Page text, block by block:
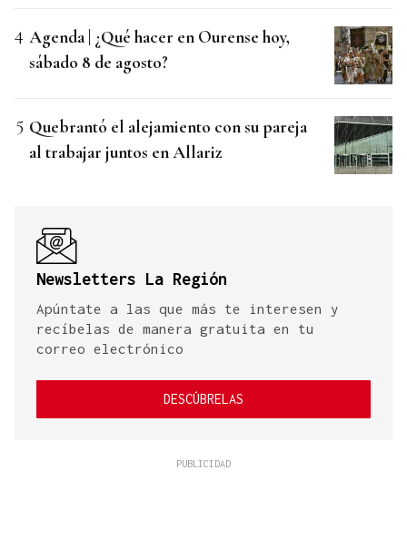
Agenda | ¿Qué hacer en Ourense hoy,
sábado 8 de agosto?
Quebrantó el alejamiento con su pareja
al trabajar juntos en Allariz
Newsletters La Región
Apúntate a las que más te interesen y
recíbelas de manera gratuita en tu
correo electrónico
DESCÚBRELAS